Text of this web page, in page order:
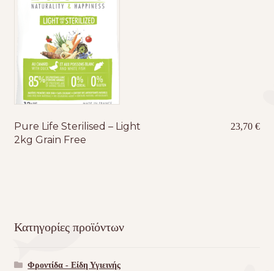
Pure Life Sterilised – Light
2kg Grain Free
23,70€
Κατηγορίες προϊόντων
Φροντίδα - Είδη Υγιεινής